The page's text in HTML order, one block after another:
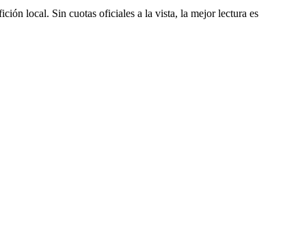
local. Sin cuotas oficiales a la vista, la mejor lectura es